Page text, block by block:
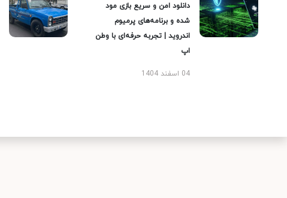
دانلود امن و سریع بازی مود
شده و برنامه‌های پرمیوم
اندروید | تجربه حرفه‌ای با وطن
اپ
04 اسفند 1404